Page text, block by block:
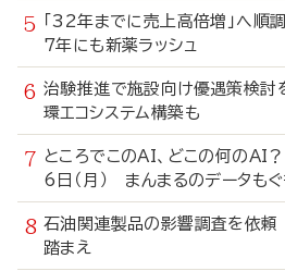
「32年までに売上高倍増」へ
7年にも新薬ラッシュ
治験推進で施設向け優遇策検
環エコシステム構築も
ところでこのAI、どこの何の
6日（月） まんまるのデータもぐ
石油関連製品の影響調査を依
踏まえ